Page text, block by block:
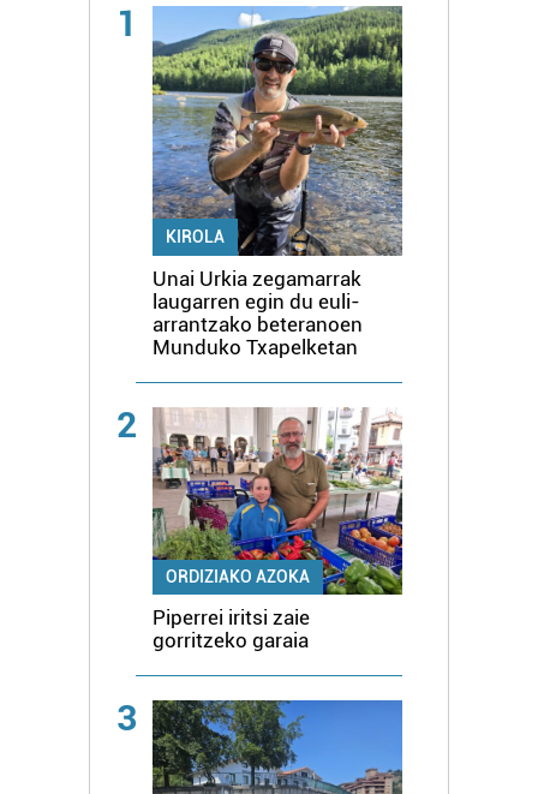
1
KIROLA
Unai Urkia zegamarrak
laugarren egin du euli-
arrantzako beteranoen
Munduko Txapelketan
2
ORDIZIAKO AZOKA
Piperrei iritsi zaie
gorritzeko garaia
3